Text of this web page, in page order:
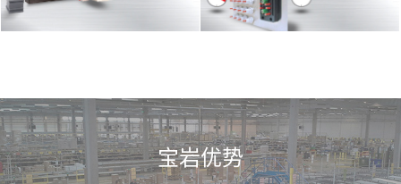
宝岩优势